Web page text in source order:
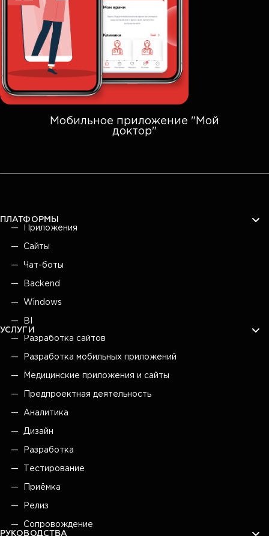
Мобильное приложение "Мой
доктор"
ПЛАТФОРМЫ
Приложения
Сайты
Чат-боты
Backend
Windows
BI
УСЛУГИ
Разработка сайтов
Разработка мобильных приложений
Медицинские приложения и сайты
Предпроектная деятельность
Аналитика
Дизайн
Разработка
Тестирование
Приёмка
Релиз
Сопровождение
РУКОВОДСТВА